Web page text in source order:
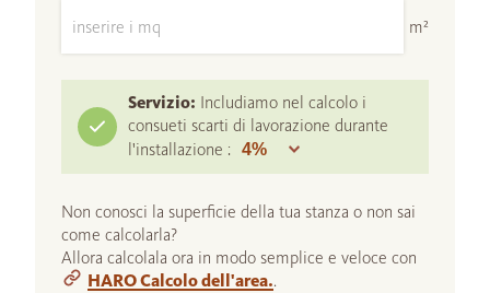
m²
Servizio: Includiamo nel calcolo i
consueti scarti di lavorazione durante
l'installazione :
Non conosci la superficie della tua stanza o non sai
come calcolarla?
Allora calcolala ora in modo semplice e veloce con
HARO Calcolo dell'area..